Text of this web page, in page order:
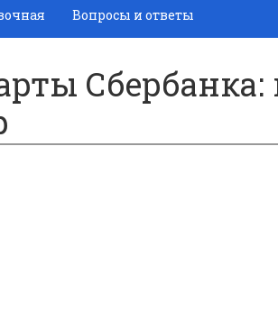
Вопросы и ответы
Сбербанка: